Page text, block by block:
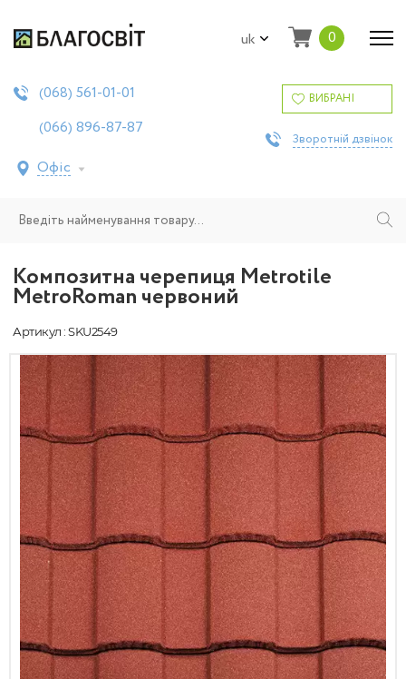
uk 0
(068) 561-01-01
(066) 896-87-87
Офіс
ВИБРАНІ
Зворотній дзвінок
Композитна черепиця Metrotile
MetroRoman червоний
Артикул : SKU2549